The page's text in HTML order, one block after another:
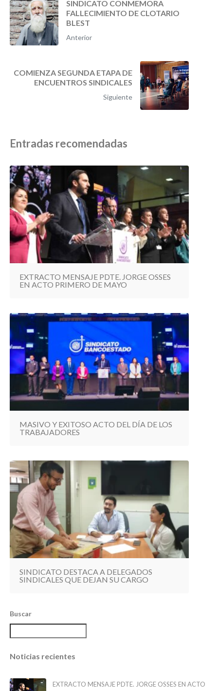
SINDICATO CONMEMORA
FALLECIMIENTO DE CLOTARIO
BLEST
Anterior
COMIENZA SEGUNDA ETAPA DE
ENCUENTROS SINDICALES
Siguiente
Entradas recomendadas
EXTRACTO MENSAJE PDTE. JORGE OSSES
EN ACTO PRIMERO DE MAYO
MASIVO Y EXITOSO ACTO DEL DÍA DE LOS
TRABAJADORES
SINDICATO DESTACA A DELEGADOS
SINDICALES QUE DEJAN SU CARGO
Buscar
Noticias recientes
EXTRACTO MENSAJE PDTE. JORGE OSSES EN ACTO